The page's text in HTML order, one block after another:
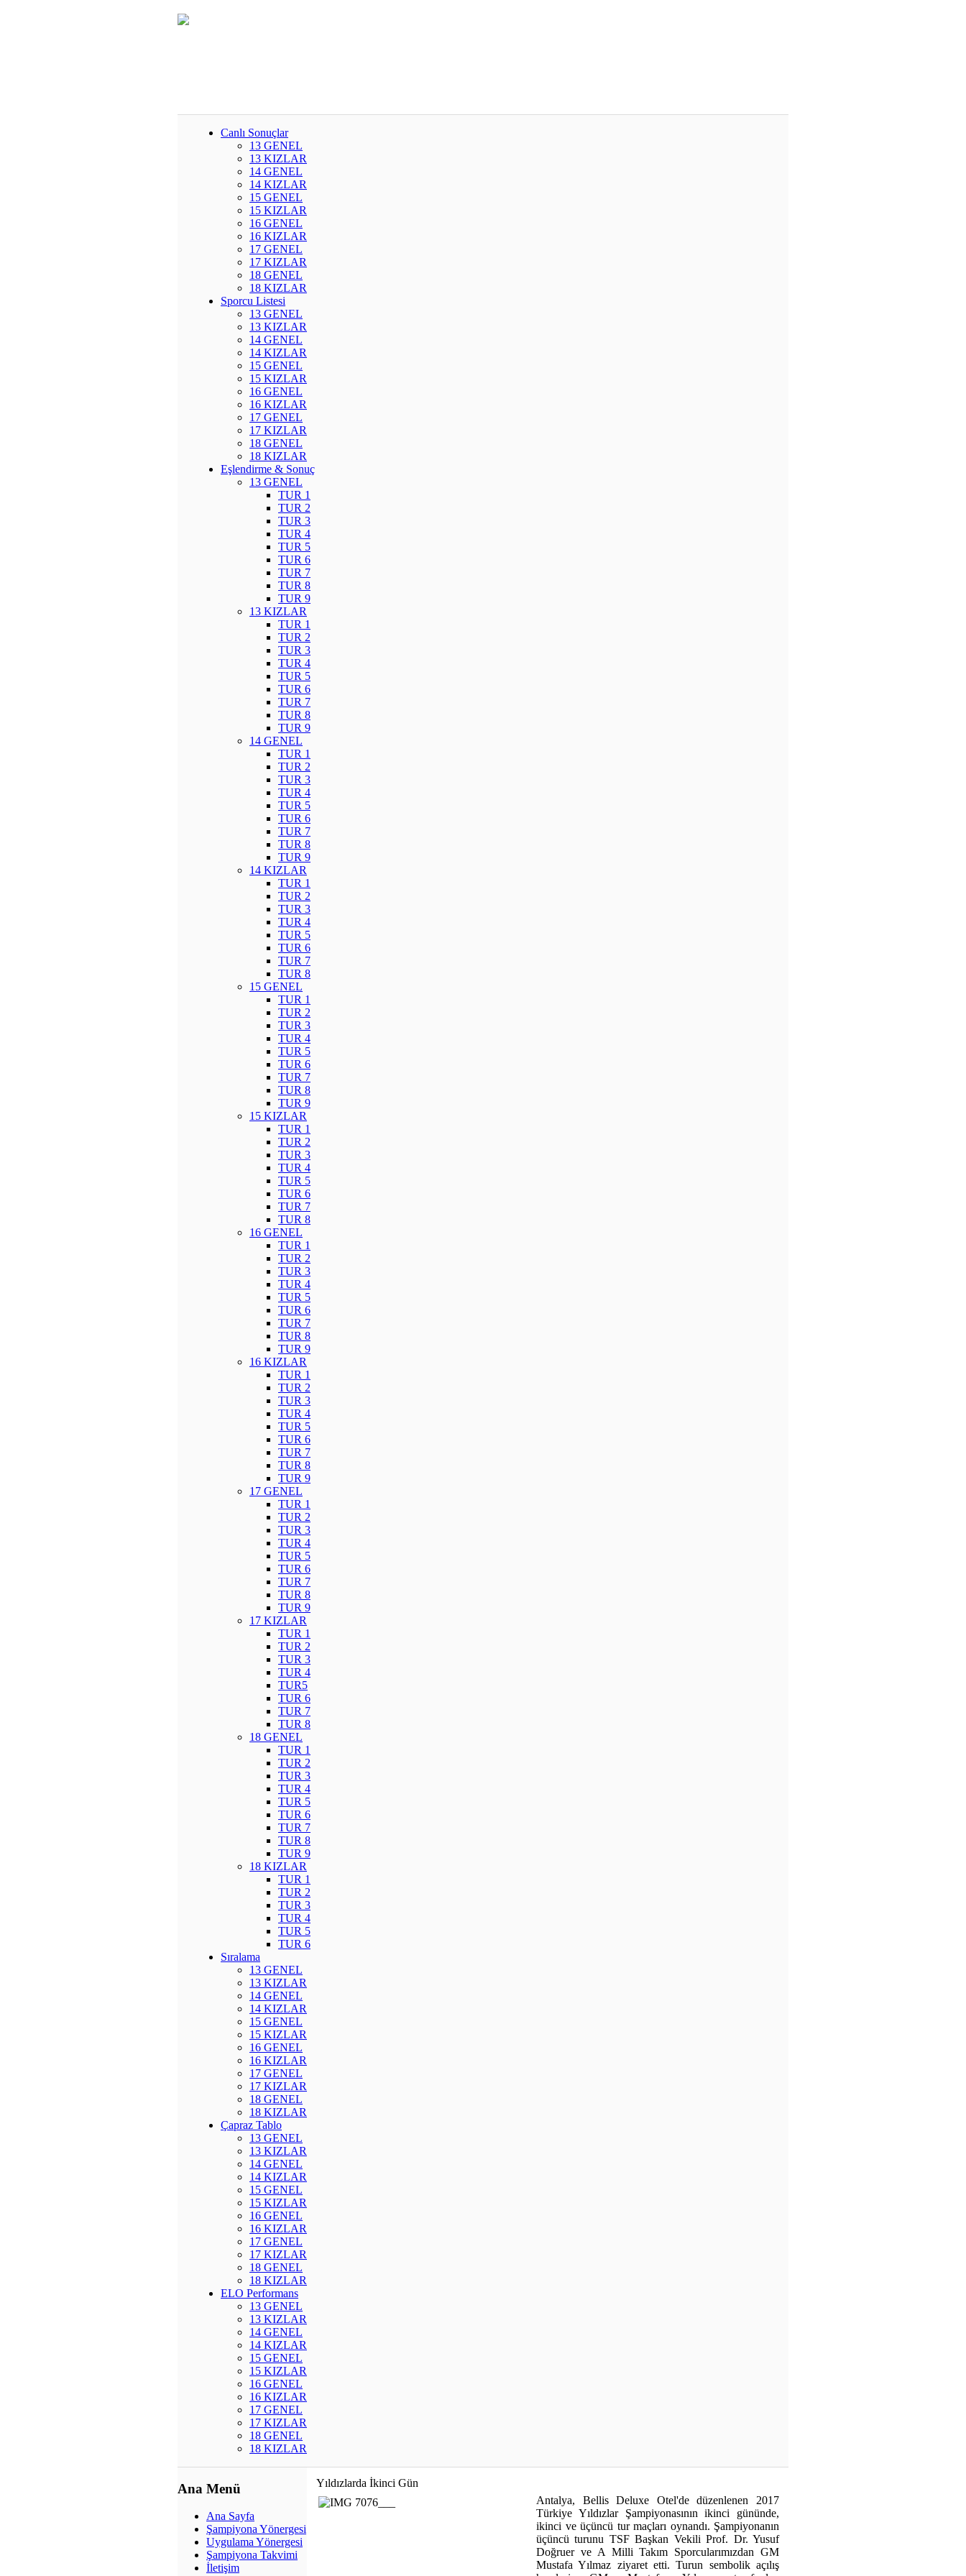
Canlı Sonuçlar
13 GENEL
13 KIZLAR
14 GENEL
14 KIZLAR
15 GENEL
15 KIZLAR
16 GENEL
16 KIZLAR
17 GENEL
17 KIZLAR
18 GENEL
18 KIZLAR
Sporcu Listesi
13 GENEL
13 KIZLAR
14 GENEL
14 KIZLAR
15 GENEL
15 KIZLAR
16 GENEL
16 KIZLAR
17 GENEL
17 KIZLAR
18 GENEL
18 KIZLAR
Eşlendirme & Sonuç
13 GENEL
TUR 1
TUR 2
TUR 3
TUR 4
TUR 5
TUR 6
TUR 7
TUR 8
TUR 9
13 KIZLAR
TUR 1
TUR 2
TUR 3
TUR 4
TUR 5
TUR 6
TUR 7
TUR 8
TUR 9
14 GENEL
TUR 1
TUR 2
TUR 3
TUR 4
TUR 5
TUR 6
TUR 7
TUR 8
TUR 9
14 KIZLAR
TUR 1
TUR 2
TUR 3
TUR 4
TUR 5
TUR 6
TUR 7
TUR 8
15 GENEL
TUR 1
TUR 2
TUR 3
TUR 4
TUR 5
TUR 6
TUR 7
TUR 8
TUR 9
15 KIZLAR
TUR 1
TUR 2
TUR 3
TUR 4
TUR 5
TUR 6
TUR 7
TUR 8
16 GENEL
TUR 1
TUR 2
TUR 3
TUR 4
TUR 5
TUR 6
TUR 7
TUR 8
TUR 9
16 KIZLAR
TUR 1
TUR 2
TUR 3
TUR 4
TUR 5
TUR 6
TUR 7
TUR 8
TUR 9
17 GENEL
TUR 1
TUR 2
TUR 3
TUR 4
TUR 5
TUR 6
TUR 7
TUR 8
TUR 9
17 KIZLAR
TUR 1
TUR 2
TUR 3
TUR 4
TUR5
TUR 6
TUR 7
TUR 8
18 GENEL
TUR 1
TUR 2
TUR 3
TUR 4
TUR 5
TUR 6
TUR 7
TUR 8
TUR 9
18 KIZLAR
TUR 1
TUR 2
TUR 3
TUR 4
TUR 5
TUR 6
Sıralama
13 GENEL
13 KIZLAR
14 GENEL
14 KIZLAR
15 GENEL
15 KIZLAR
16 GENEL
16 KIZLAR
17 GENEL
17 KIZLAR
18 GENEL
18 KIZLAR
Çapraz Tablo
13 GENEL
13 KIZLAR
14 GENEL
14 KIZLAR
15 GENEL
15 KIZLAR
16 GENEL
16 KIZLAR
17 GENEL
17 KIZLAR
18 GENEL
18 KIZLAR
ELO Performans
13 GENEL
13 KIZLAR
14 GENEL
14 KIZLAR
15 GENEL
15 KIZLAR
16 GENEL
16 KIZLAR
17 GENEL
17 KIZLAR
18 GENEL
18 KIZLAR
Ana Menü
Ana Sayfa
Şampiyona Yönergesi
Uygulama Yönergesi
Şampiyona Takvimi
İletişim
Yıldızlarda İkinci Gün
Antalya, Bellis Deluxe Otel'de düzenlenen 2017
Türkiye Yıldızlar Şampiyonasının ikinci gününde,
ikinci ve üçüncü tur maçları oynandı. Şampiyonanın
üçüncü turunu TSF Başkan Vekili Prof. Dr. Yusuf
Doğruer ve A Milli Takım Sporcularımızdan GM
Mustafa Yılmaz ziyaret etti. Turun sembolik açılış